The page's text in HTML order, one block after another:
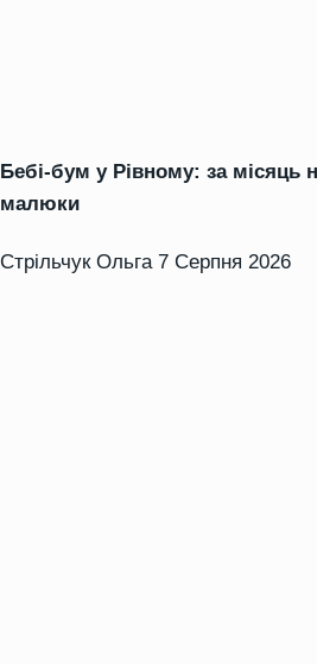
Бебі-бум у Рівному: за місяць
малюки
Стрільчук Ольга 7 Серпня 2026